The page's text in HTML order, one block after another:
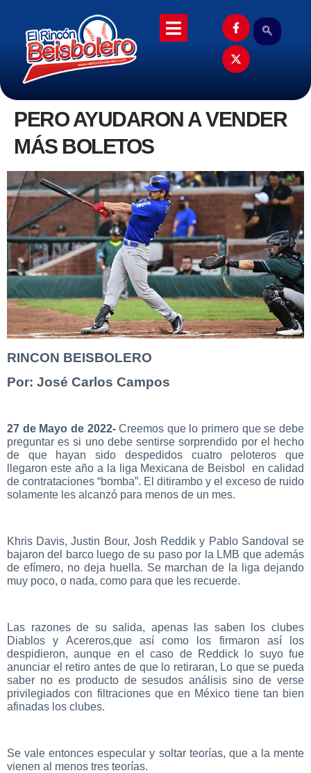
PERO AYUDARON A VENDER
MÁS BOLETOS
RINCON BEISBOLERO
Por: José Carlos Campos
27 de Mayo de 2022-Creemos que lo primero que se debe
preguntar es si uno debe sentirse sorprendido por el hecho
de que hayan sido despedidos cuatro peloteros que
llegaron este año a la liga Mexicana de Beisbol en calidad
de contrataciones “bomba”. El ditirambo y el exceso de ruido
solamente les alcanzó para menos de un mes.
Khris Davis, Justin Bour, Josh Reddik y Pablo Sandoval se
bajaron del barco luego de su paso por la LMB que además
de efímero, no deja huella. Se marchan de la liga dejando
muy poco, o nada, como para que les recuerde.
Las razones de su salida, apenas las saben los clubes
Diablos y Acereros,que así como los firmaron así los
despidieron, aunque en el caso de Reddick lo suyo fue
anunciar el retiro antes de que lo retiraran, Lo que se pueda
saber no es producto de sesudos análisis sino de verse
privilegiados con filtraciones que en México tiene tan bien
afinadas los clubes.
Se vale entonces especular y soltar teorías, que a la mente
vienen al menos tres teorías.